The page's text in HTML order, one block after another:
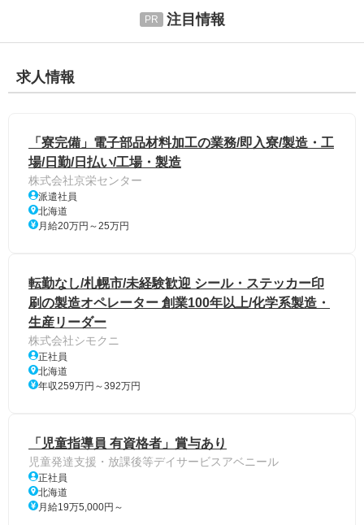
注目情報
求人情報
「寮完備」電子部品材料加工の業務/即入寮/製造・工
場/日勤/日払い/工場・製造
株式会社京栄センター
派遣社員
北海道
月給20万円～25万円
転勤なし/札幌市/未経験歓迎 シール・ステッカー印
刷の製造オペレーター 創業100年以上/化学系製造・
生産リーダー
株式会社シモクニ
正社員
北海道
年収259万円～392万円
「児童指導員 有資格者」賞与あり
児童発達支援・放課後等デイサービスアベニール
正社員
北海道
月給19万5,000円～